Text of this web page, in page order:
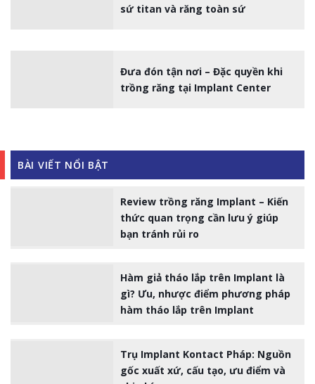
sứ titan và răng toàn sứ
Đưa đón tận nơi – Đặc quyền khi
trồng răng tại Implant Center
BÀI VIẾT NỔI BẬT
Review trồng răng Implant – Kiến
thức quan trọng cần lưu ý giúp
bạn tránh rủi ro
Hàm giả tháo lắp trên Implant là
gì? Ưu, nhược điểm phương pháp
hàm tháo lắp trên Implant
Trụ Implant Kontact Pháp: Nguồn
gốc xuất xứ, cấu tạo, ưu điểm và